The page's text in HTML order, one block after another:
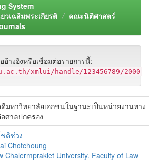
System
วเฉลิมพระเกียรติ
คณะนิติศาสตร์
างอิงหรือเชื่อมต่อรายการนี้:
xmlui/handle/123456789/2000
มหาวิทยาลัยเอกชนในฐานะเป็นหน่วยงานทาง
ศาลปกครอง
ติช่วง
Chotchoung
Chalermprakiet University. Faculty of Law